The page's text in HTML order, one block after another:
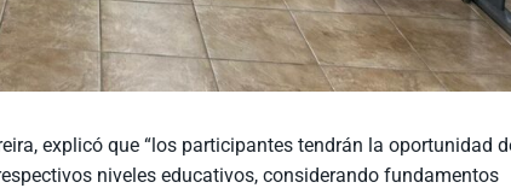
explicó que “los participantes tendrán la oportunidad
niveles educativos, considerando fundamentos